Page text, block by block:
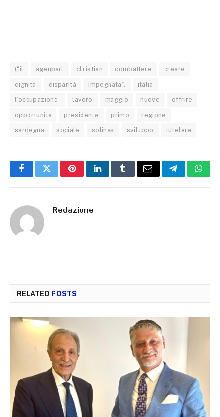
(“il agenparl christian combattere creare
dignita disparità impegnata”. italia
l’occupazione” lavoro maggio nuove offrire
opportunita presidente primo regione
sardegna sociale solinas sviluppo tutelare
FacebookTwitterPinterestLinkedInTumblrEmail Telegram
Redazione
RELATED POSTS